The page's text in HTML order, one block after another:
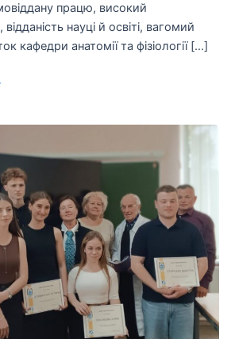
працю, високий
науці й освіті, вагомий
кафедри анатомії та фізіології […]